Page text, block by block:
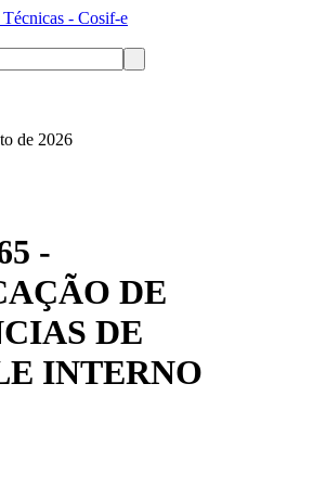
de 2026
-
DE
DE
INTERNO